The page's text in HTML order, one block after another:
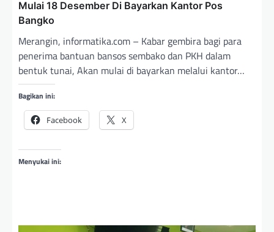
Mulai 18 Desember Di Bayarkan Kantor Pos
Bangko
Merangin, informatika.com – Kabar gembira bagi para
penerima bantuan bansos sembako dan PKH dalam
bentuk tunai, Akan mulai di bayarkan melalui kantor…
Bagikan ini:
Facebook X
Menyukai ini: